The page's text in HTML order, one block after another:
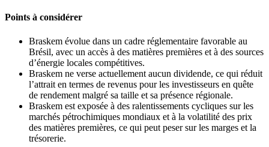
Points à considérer
Braskem évolue dans un cadre réglementaire favorable au
Brésil, avec un accès à des matières premières et à des sources
d’énergie locales compétitives.
Braskem ne verse actuellement aucun dividende, ce qui réduit
l’attrait en termes de revenus pour les investisseurs en quête
de rendement malgré sa taille et sa présence régionale.
Braskem est exposée à des ralentissements cycliques sur les
marchés pétrochimiques mondiaux et à la volatilité des prix
des matières premières, ce qui peut peser sur les marges et la
trésorerie.